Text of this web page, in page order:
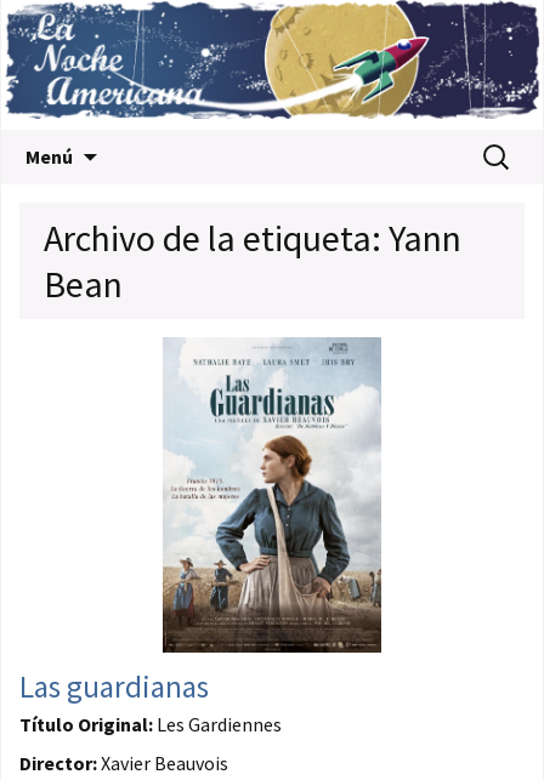
Menú Buscar:
Archivo de la etiqueta: Yann
Bean
Las guardianas
Título Original: Les Gardiennes
Director:Xavier Beauvois